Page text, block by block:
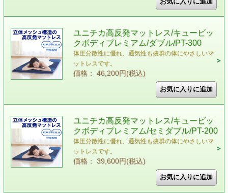
ユニチカ高反発マットレス/キュービッ
クボディプレミアム/ダブル/PT-300
体圧分散性に優れ、通気性も抜群の体にやさしいマ
ットレスです。
価格： 46,200円(税込)
ユニチカ高反発マットレス/キュービッ
クボディプレミアム/セミダブル/PT-200
体圧分散性に優れ、通気性も抜群の体にやさしいマ
ットレスです。
価格： 39,600円(税込)